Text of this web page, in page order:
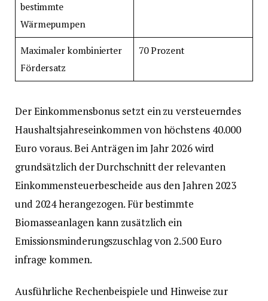
bestimmte
Wärmepumpen
Maximaler kombinierter
Fördersatz
70 Prozent
Der Einkommensbonus setzt ein zu versteuerndes
Haushaltsjahreseinkommen von höchstens 40.000
Euro voraus. Bei Anträgen im Jahr 2026 wird
grundsätzlich der Durchschnitt der relevanten
Einkommensteuerbescheide aus den Jahren 2023
und 2024 herangezogen. Für bestimmte
Biomasseanlagen kann zusätzlich ein
Emissionsminderungszuschlag von 2.500 Euro
infrage kommen.
Ausführliche Rechenbeispiele und Hinweise zur